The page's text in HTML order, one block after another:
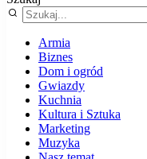
Armia
Biznes
Dom i ogród
Gwiazdy
Kuchnia
Kultura i Sztuka
Marketing
Muzyka